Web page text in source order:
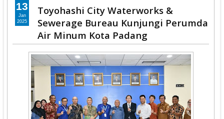
Toyohashi City Waterworks &
Sewerage Bureau Kunjungi Perumda
Air Minum Kota Padang
13
Jan
2025